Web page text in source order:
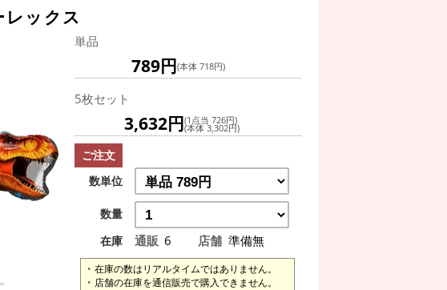
ックス
単品
789円(本体 718円)
5枚セット
3,632円(1点当 726円)
(本体 3,302円)
ご注文
数単位
数量
在庫
通販 6 店舗 準備無
在庫の数はリアルタイムではありません。
店舗の在庫を通信販売で購入できません。